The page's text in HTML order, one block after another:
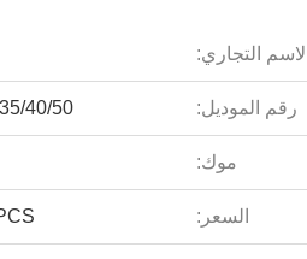
الاسم التجاري:
رقم الموديل: 40/50
موك:
السعر: